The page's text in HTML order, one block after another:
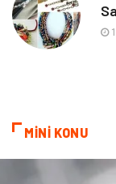
Astroloji
MİNİ KONU